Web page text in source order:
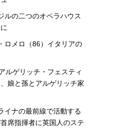
ルの二つのオペラハウス
ロメロ（86）イタリアの
ルゲリッチ・フェスティ
娘と孫とアルゲリッチ家
イナの最前線で活動する
席指揮者に英国人のステ